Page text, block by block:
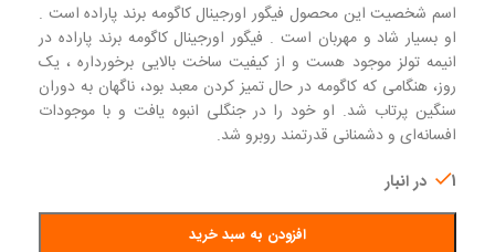
اسم شخصیت این محصول فیگور اورجینال کاگومه برند پاراده است .
او بسیار شاد و مهربان است . فیگور اورجینال کاگومه برند پاراده در
انیمه تولز موجود هست و از کیفیت ساخت بالایی برخورداره ، یک
روز، هنگامی که کاگومه در حال تمیز کردن معبد بود، ناگهان به دوران
سنگین پرتاب شد. او خود را در جنگلی انبوه یافت و با موجودات
افسانه‌ای و دشمنانی قدرتمند روبرو شد.
1 در انبار
افزودن به سبد خرید